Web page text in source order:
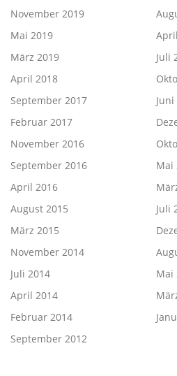
November 2019
Mai 2019
März 2019
Juli
April 2018
September 2017
Februar 2017
November 2016
September 2016
Mai
April 2016
August 2015
Juli
März 2015
November 2014
Juli 2014
Mai
April 2014
Februar 2014
September 2012